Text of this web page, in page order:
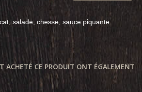
salade, chesse, sauce piquante
ACHETÉ CE PRODUIT ONT ÉGALEMENT